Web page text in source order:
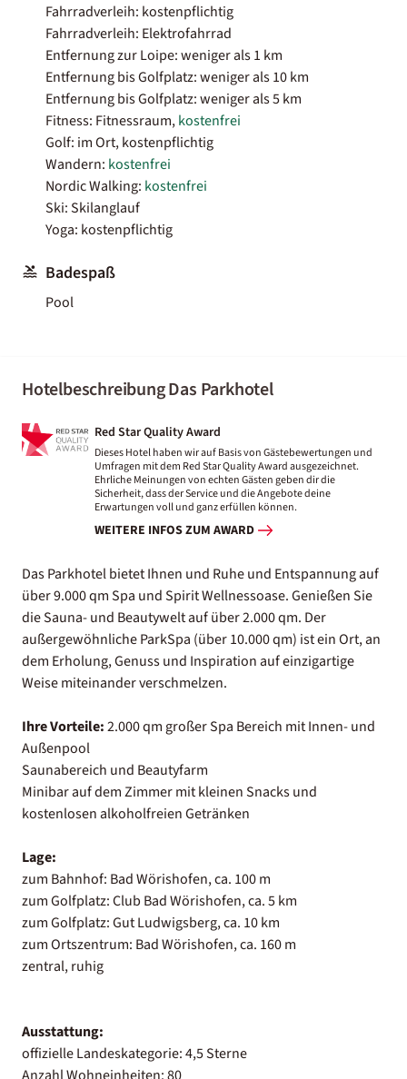
Fahrradverleih: kostenpflichtig
Fahrradverleih: Elektrofahrrad
Entfernung zur Loipe: weniger als 1 km
Entfernung bis Golfplatz: weniger als 10 km
Entfernung bis Golfplatz: weniger als 5 km
Fitness: Fitnessraum,kostenfrei
Golf: im Ort, kostenpflichtig
Wandern: kostenfrei
Nordic Walking: kostenfrei
Ski: Skilanglauf
Yoga: kostenpflichtig
Badespaß
Pool
Hotelbeschreibung Das Parkhotel
Red Star Quality Award
Dieses Hotel haben wir auf Basis von Gästebewertungen und
Umfragen mit dem Red Star Quality Award ausgezeichnet.
Ehrliche Meinungen von echten Gästen geben dir die
Sicherheit, dass der Service und die Angebote deine
Erwartungen voll und ganz erfüllen können.
WEITERE INFOS ZUM AWARD
Das Parkhotel bietet Ihnen und Ruhe und Entspannung auf
über 9.000 qm Spa und Spirit Wellnessoase. Genießen Sie
die Sauna- und Beautywelt auf über 2.000 qm. Der
außergewöhnliche ParkSpa (über 10.000 qm) ist ein Ort, an
dem Erholung, Genuss und Inspiration auf einzigartige
Weise miteinander verschmelzen.
Ihre Vorteile:2.000 qm großer Spa Bereich mit Innen- und
Außenpool
Saunabereich und Beautyfarm
Minibar auf dem Zimmer mit kleinen Snacks und
kostenlosen alkoholfreien Getränken
Lage:
zum Bahnhof: Bad Wörishofen, ca. 100 m
zum Golfplatz: Club Bad Wörishofen, ca. 5 km
zum Golfplatz: Gut Ludwigsberg, ca. 10 km
zum Ortszentrum: Bad Wörishofen, ca. 160 m
zentral, ruhig
Ausstattung:
offizielle Landeskategorie: 4,5 Sterne